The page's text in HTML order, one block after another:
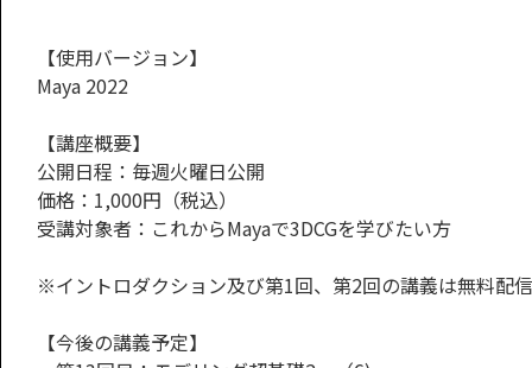
【使用バージョン】
Maya 2022
【講座概要】
公開日程：毎週火曜日公開
価格：1,000円（税込）
受講対象者：これからMayaで3DCGを学びたい方
※イントロダクション及び第1回、第2回の講義は無料配信
【今後の講義予定】